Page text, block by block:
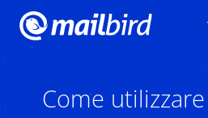
Come